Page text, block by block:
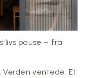
livs pause – fra
Verden ventede. Et